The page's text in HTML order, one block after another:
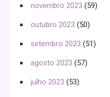
novembro 2023 (59)
outubro 2023 (50)
setembro 2023 (51)
agosto 2023 (57)
julho 2023 (53)